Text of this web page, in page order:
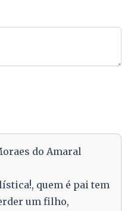
do Amaral
quem é pai tem
um filho,